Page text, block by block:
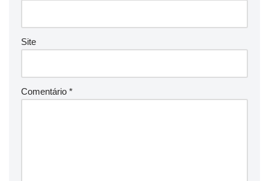
Site
Comentário *